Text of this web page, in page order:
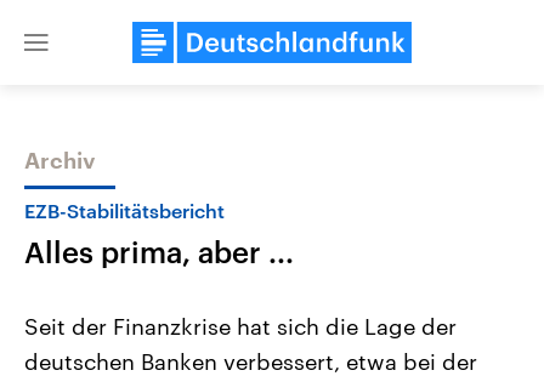
Close
Themen
Archiv
EZB-Stabilitätsbericht
Alles prima, aber ...
Seit der Finanzkrise hat sich die Lage der
deutschen Banken verbessert, etwa bei der